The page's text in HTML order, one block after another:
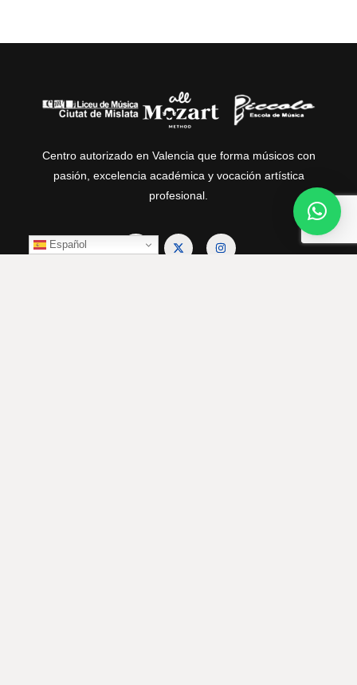
Centro autorizado en Valencia que forma músicos con
pasión, excelencia académica y vocación artística
profesional.
Español